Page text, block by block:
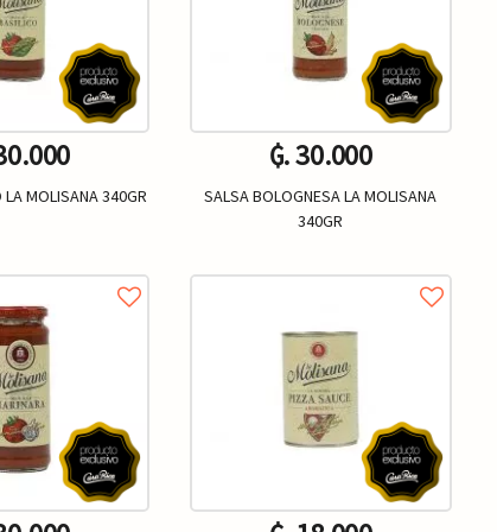
MOLISANA 340GR
+
₲. 30.000
SALSA BOLOGNESA LA MOLISANA
340GR
+